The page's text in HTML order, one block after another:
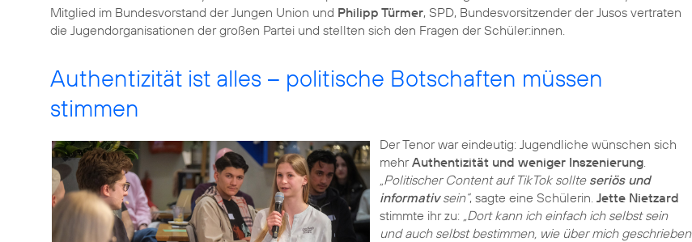
Mitglied im Bundesvorstand der Jungen Union und Philipp Türmer, SPD, Bundesvorsitzender der Jusos vertraten
die Jugendorganisationen der großen Partei und stellten sich den Fragen der Schüler:innen.
Authentizität ist alles – politische Botschaften müssen
stimmen
Der Tenor war eindeutig: Jugendliche wünschen sich
mehrAuthentizität und weniger Inszenierung.
„Politischer Content auf TikTok sollte seriös und
informativsein“, sagte eine Schülerin. Jette Nietzard
stimmte ihr zu: „Dort kann ich einfach ich selbst sein
und auch selbst bestimmen, wie über mich geschrieben